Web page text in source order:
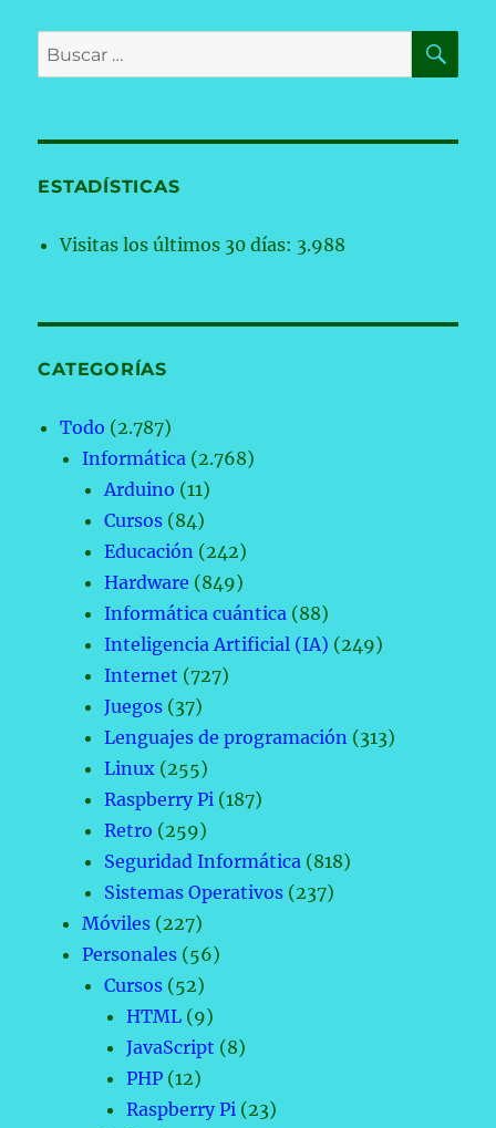
Buscar
por:
ESTADÍSTICAS
Visitas los últimos 30 días: 3.988
CATEGORÍAS
Todo (2.787)
Informática (2.768)
Arduino (11)
Cursos (84)
Educación (242)
Hardware (849)
Informática cuántica (88)
Inteligencia Artificial (IA) (249)
Internet (727)
Juegos (37)
Lenguajes de programación (313)
Linux (255)
Raspberry Pi (187)
Retro (259)
Seguridad Informática (818)
Sistemas Operativos (237)
Móviles (227)
Personales (56)
Cursos (52)
HTML (9)
JavaScript (8)
PHP (12)
Raspberry Pi (23)